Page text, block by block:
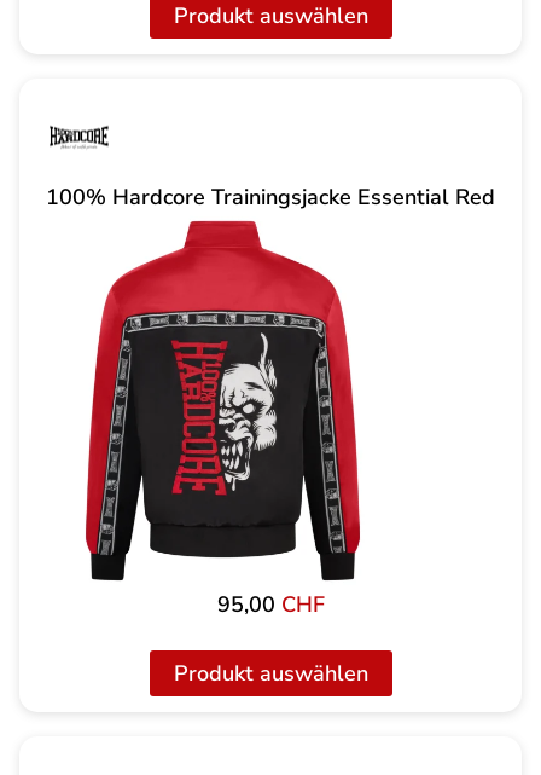
Produkt auswählen
100% Hardcore Trainingsjacke Essential Red
95,00 CHF
Produkt auswählen